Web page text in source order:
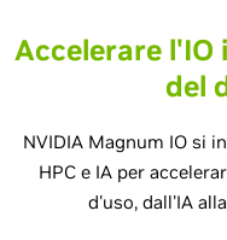
Accelerare
del
NVIDIA Magnum IO si
HPC e IA per
d'uso, dall'IA